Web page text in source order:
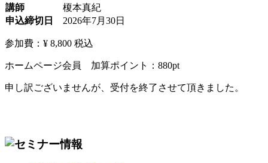
講師
榎本真紀
申込締切日
2026年7月30日
参加費：¥ 8,800 税込
ホームページ会員 加算ポイント： 880pt
申し訳ございませんが、受付を終了させて頂きました。